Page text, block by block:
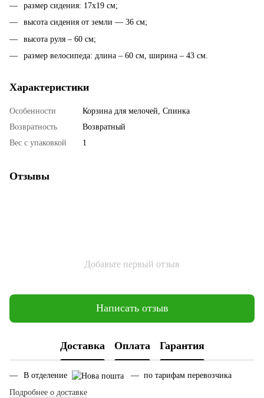
размер сидения: 17х19 см;
высота сидения от земли — 36 см;
высота руля – 60 см;
размер велосипеда: длина – 60 см, ширина – 43 см.
Характеристики
Особенности
Корзина для мелочей, Спинка
Возвратность
Возвратный
Вес с упаковкой
1
Отзывы
Добавьте первый отзыв
Написать отзыв
Доставка Оплата Гарантия
В отделение
— по тарифам перевозчика
Подробнее о доставке